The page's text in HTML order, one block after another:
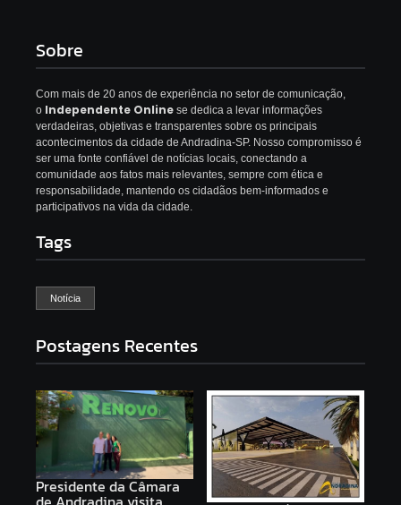
Sobre
Com mais de 20 anos de experiência no setor de comunicação,
o Independente Online se dedica a levar informações
verdadeiras, objetivas e transparentes sobre os principais
acontecimentos da cidade de Andradina-SP. Nosso compromisso é
ser uma fonte confiável de notícias locais, conectando a
comunidade aos fatos mais relevantes, sempre com ética e
responsabilidade, mantendo os cidadãos bem-informados e
participativos na vida da cidade.
Tags
Notícia
Postagens Recentes
Presidente da Câmara